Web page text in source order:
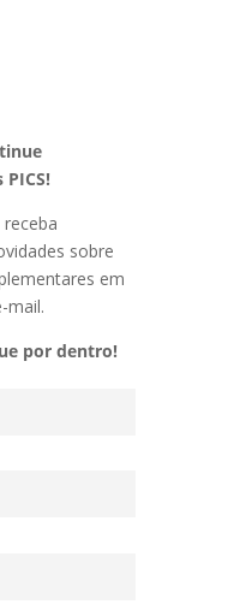
sobre
em
mail.
por dentro!